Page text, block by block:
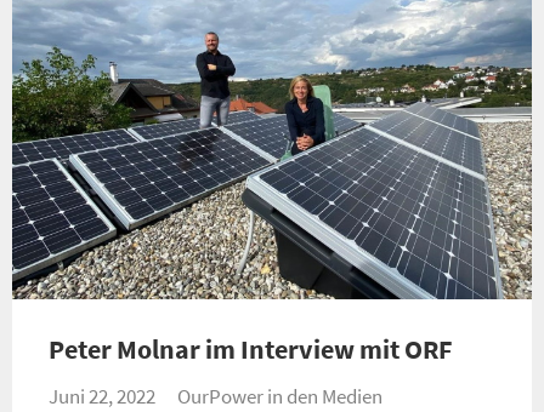
Peter Molnar im Interview mit ORF
Juni 22, 2022 OurPower in den Medien